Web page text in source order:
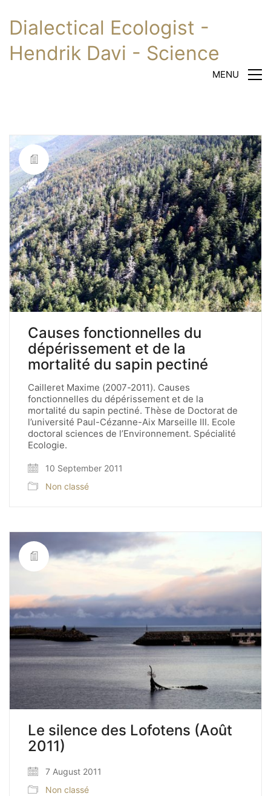
Dialectical Ecologist -
Hendrik Davi - Science
MENU
Causes fonctionnelles du
dépérissement et de la
mortalité du sapin pectiné
Cailleret Maxime (2007-2011). Causes
fonctionnelles du dépérissement et de la
mortalité du sapin pectiné. Thèse de Doctorat de
l’université Paul-Cézanne-Aix Marseille III. Ecole
doctoral sciences de l’Environnement. Spécialité
Ecologie.
10 September 2011
Non classé
Le silence des Lofotens (Août
2011)
7 August 2011
Non classé